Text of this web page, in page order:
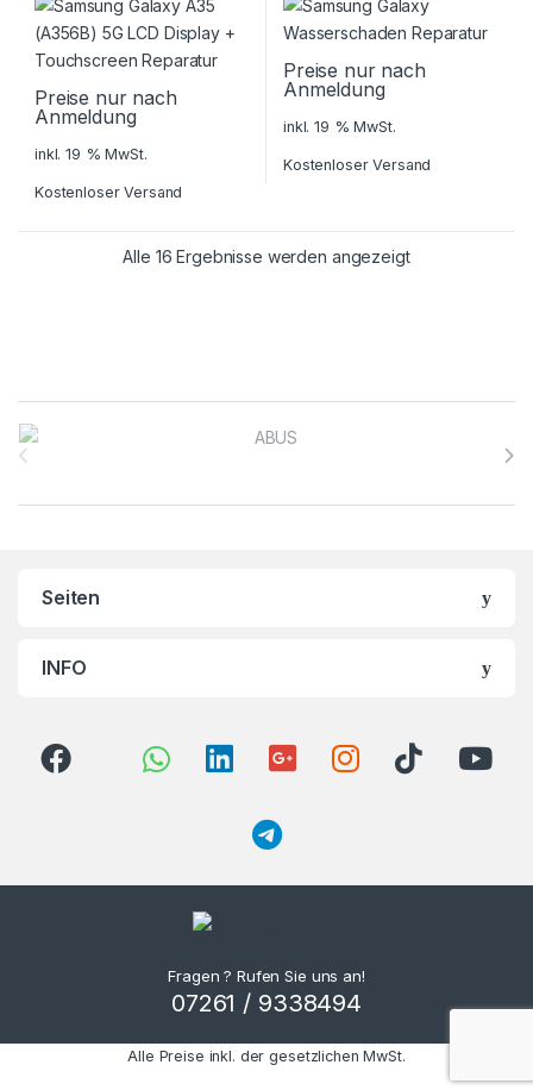
Preise nur nach
Anmeldung
inkl. 19 % MwSt.
Kostenloser Versand
Preise nur nach
Anmeldung
inkl. 19 % MwSt.
Kostenloser Versand
Alle 16 Ergebnisse werden angezeigt
Brands Carousel
Seiten
INFO
Fragen ? Rufen Sie uns an!
07261 / 9338494
Alle Preise inkl. der gesetzlichen MwSt.